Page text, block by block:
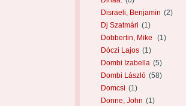
Disraeli, Benjamin (2)
Dj Szatmári (1)
Dobbertin, Mike
(1)
Dóczi Lajos (1)
Dombi Izabella (5)
Dombi László (58)
Domcsi (1)
Donne, John (1)